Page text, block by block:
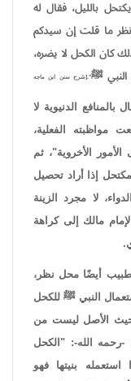
بالليل، فقال له
ما قلت إن سيدكم
كان الكحل لا يضره،
النبي ﷺ".[شرح سنن ابن ماجه
بالمنافع الدنيوية لا
مواظبته الفعلية،
الأخروية"، ثم
إذا أراد تحصيل
لا مجرد الزينة
مالك إلى كراهة
أيضًا محل نظر،
النبي ﷺ للكحل
حيث الأصل ليست من
-رحمه الله-: "الكحل
بنيتها فهو